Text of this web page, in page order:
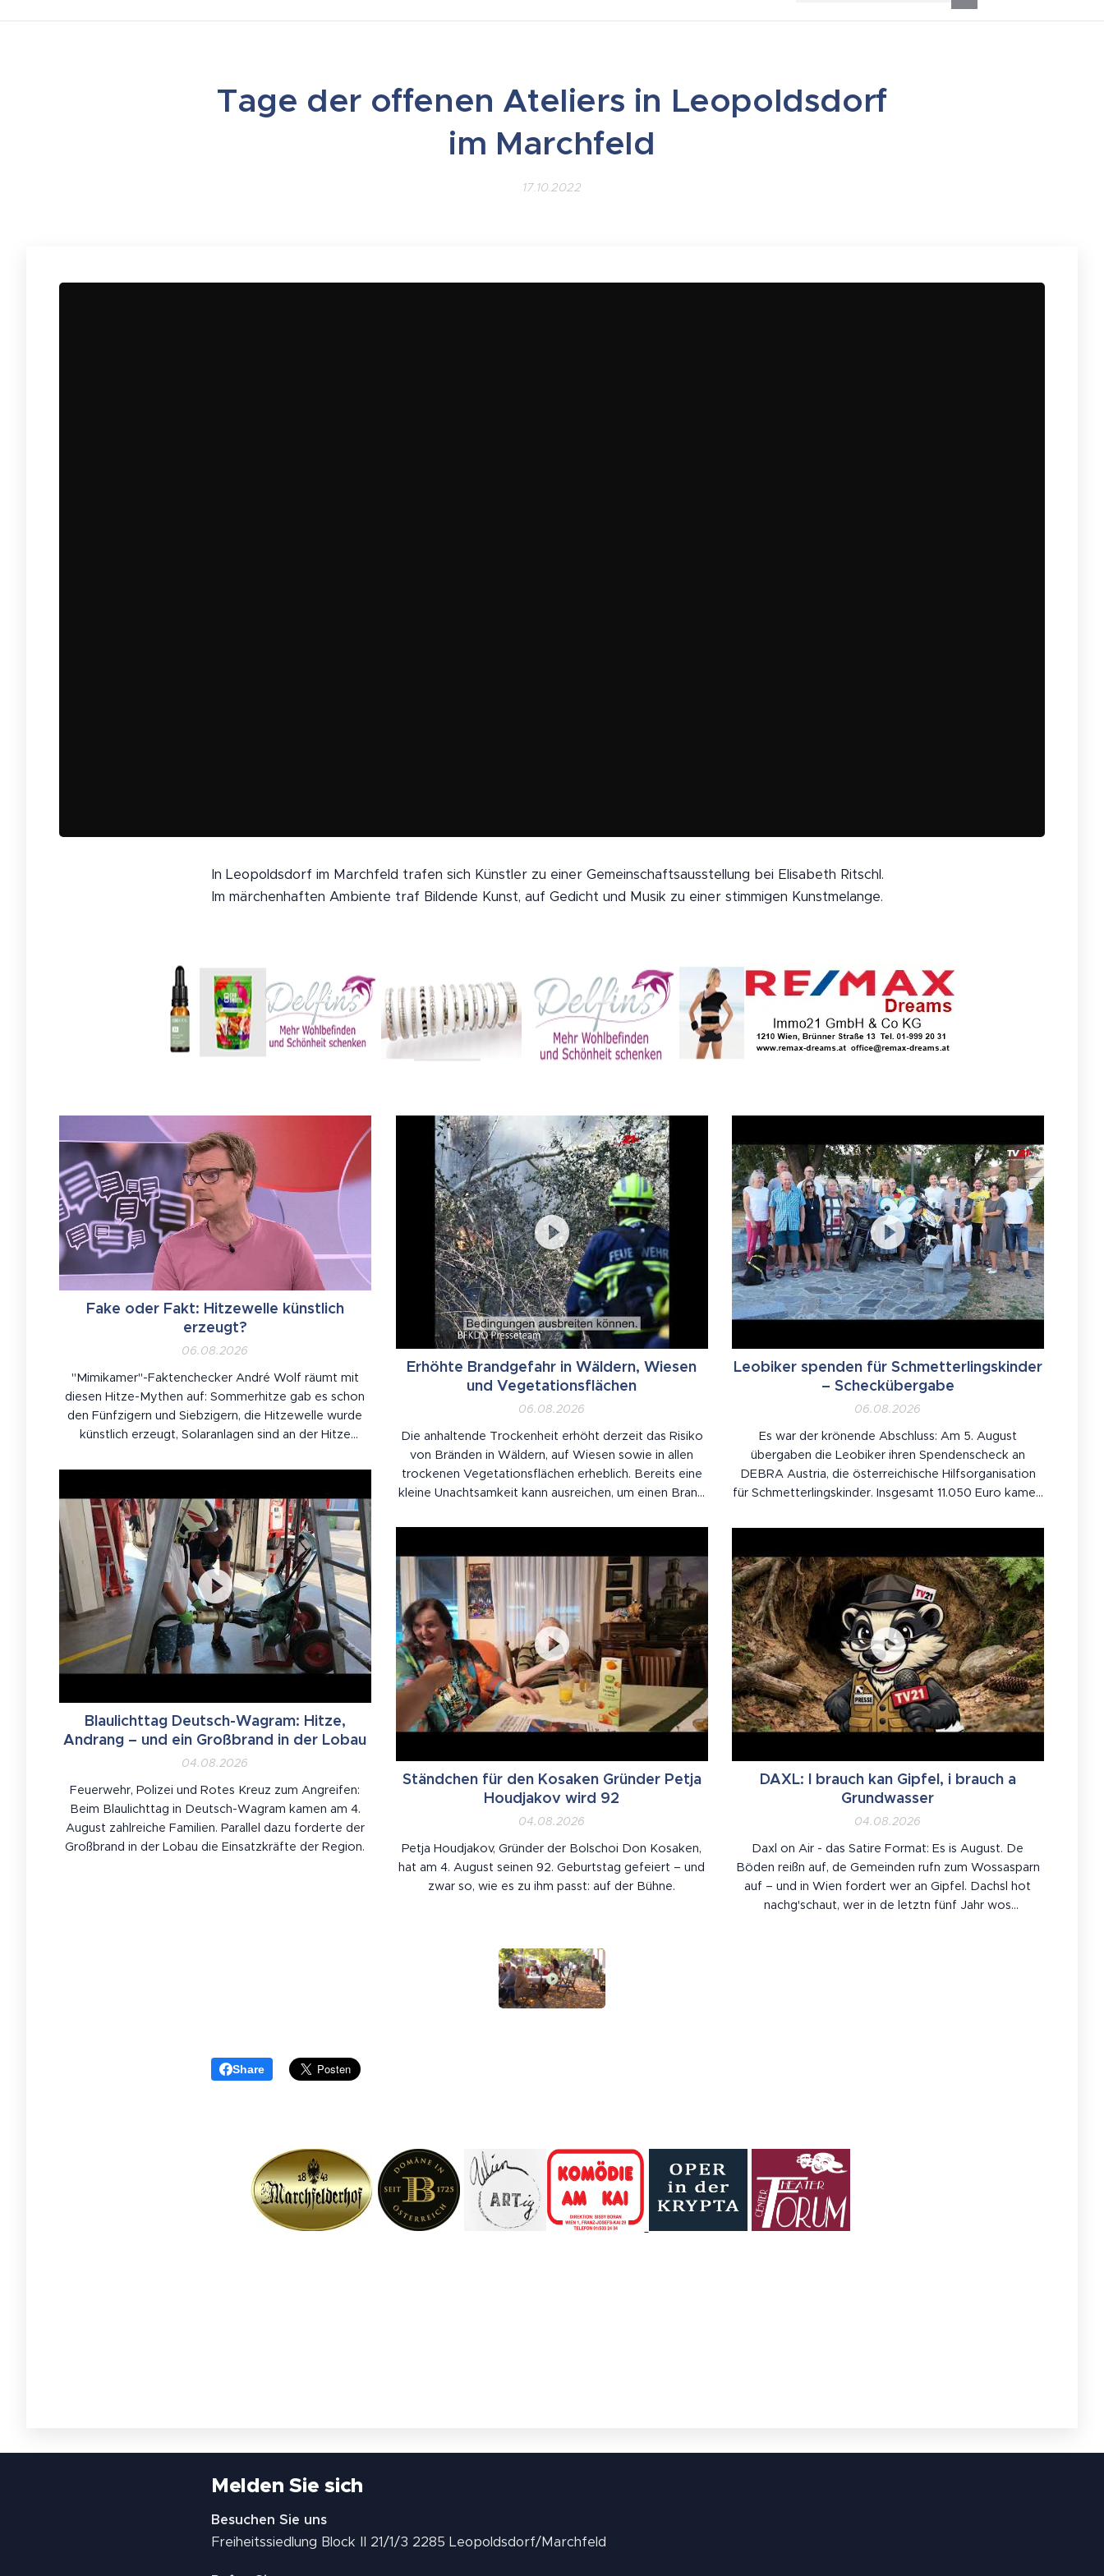
Tage der offenen Ateliers in Leopoldsdorf
im Marchfeld
17.10.2022
In Leopoldsdorf im Marchfeld trafen sich Künstler zu einer Gemeinschaftsausstellung bei Elisabeth Ritschl.
Im märchenhaften Ambiente traf Bildende Kunst, auf Gedicht und Musik zu einer stimmigen Kunstmelange.
Fake oder Fakt: Hitzewelle künstlich
erzeugt?
06.08.2026
"Mimikamer"-Faktenchecker André Wolf räumt mit
diesen Hitze-Mythen auf: Sommerhitze gab es schon
den Fünfzigern und Siebzigern, die Hitzewelle wurde
künstlich erzeugt, Solaranlagen sind an der Hitze
Erhöhte Brandgefahr in Wäldern, Wiesen
und Vegetationsflächen
06.08.2026
Die anhaltende Trockenheit erhöht derzeit das Risiko
von Bränden in Wäldern, auf Wiesen sowie in allen
trockenen Vegetationsflächen erheblich. Bereits eine
kleine Unachtsamkeit kann ausreichen, um einen Brand
bereits mehrfach vorgekommen ist, kam es zu
Leobiker spenden für Schmetterlingskinder
– Scheckübergabe
06.08.2026
Es war der krönende Abschluss: Am 5. August
übergaben die Leobiker ihren Spendenscheck an
DEBRA Austria, die österreichische Hilfsorganisation
für Schmetterlingskinder. Insgesamt 11.050 Euro kamen
Veranstaltung am 30. Mai .
Blaulichttag Deutsch-Wagram: Hitze,
Andrang – und ein Großbrand in der Lobau
04.08.2026
Feuerwehr, Polizei und Rotes Kreuz zum Angreifen:
Beim Blaulichttag in Deutsch-Wagram kamen am 4.
August zahlreiche Familien. Parallel dazu forderte der
Großbrand in der Lobau die Einsatzkräfte der Region.
Ständchen für den Kosaken Gründer Petja
Houdjakov wird 92
04.08.2026
Petja Houdjakov, Gründer der Bolschoi Don Kosaken,
hat am 4. August seinen 92. Geburtstag gefeiert – und
zwar so, wie es zu ihm passt: auf der Bühne.
DAXL: I brauch kan Gipfel, i brauch a
Grundwasser
04.08.2026
Daxl on Air - das Satire Format: Es is August. De
Böden reißn auf, de Gemeinden rufn zum Wossasparn
auf – und in Wien fordert wer an Gipfel. Dachsl hot
nachg'schaut, wer in de letztn fünf Jahr wos
Share
Melden Sie sich
Besuchen Sie uns
Freiheitssiedlung Block II 21/1/3 2285 Leopoldsdorf/Marchfeld